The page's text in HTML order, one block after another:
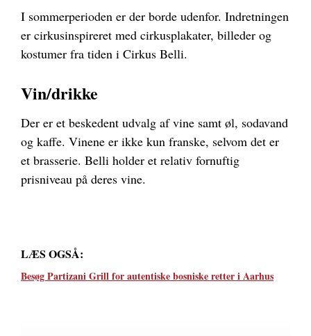
I sommerperioden er der borde udenfor. Indretningen
er cirkusinspireret med cirkusplakater, billeder og
kostumer fra tiden i Cirkus Belli.
Vin/drikke
Der er et beskedent udvalg af vine samt øl, sodavand
og kaffe. Vinene er ikke kun franske, selvom det er
et brasserie. Belli holder et relativ fornuftig
prisniveau på deres vine.
LÆS OGSÅ:
Besøg Partizani Grill for autentiske bosniske retter i Aarhus